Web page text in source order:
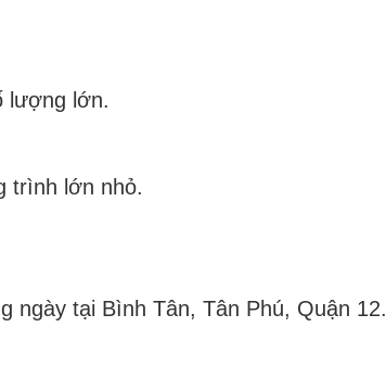
lượng lớn.
trình lớn nhỏ.
tại Bình Tân, Tân Phú, Quận 12.